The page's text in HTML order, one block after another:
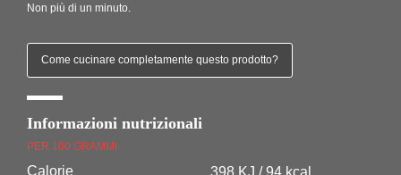
Non più di un minuto.
Come cucinare completamente questo prodotto?
Informazioni nutrizionali
PER 100 GRAMMI
Calorie
398 KJ / 94 kcal